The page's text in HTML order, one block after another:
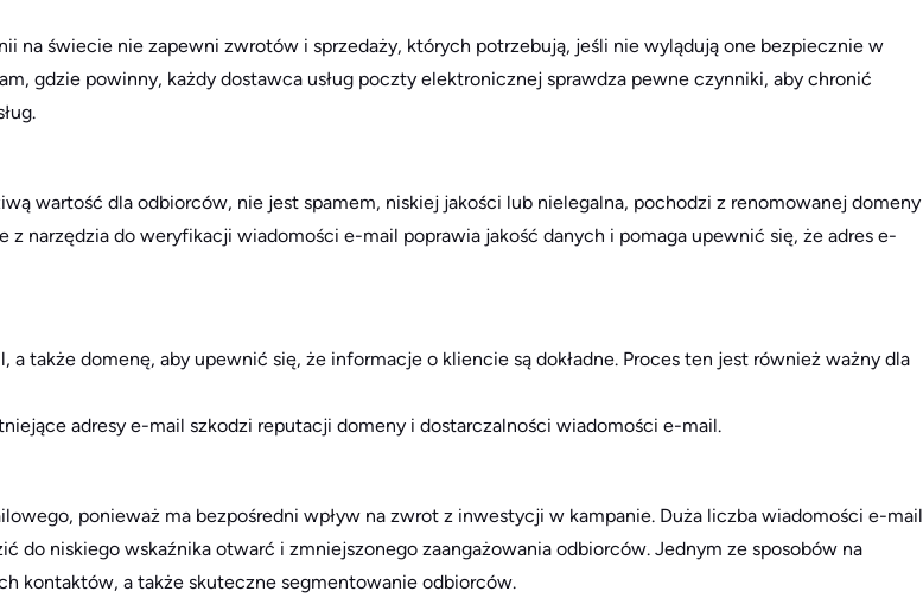
na świecie nie zapewni zwrotów i sprzedaży, których potrzebują, jeśli nie wylądują one bezpiecznie w
gdzie powinny, każdy dostawca usług poczty elektronicznej sprawdza pewne czynniki, aby chronić
wartość dla odbiorców, nie jest spamem, niskiej jakości lub nielegalna, pochodzi z renomowanej domeny
z narzędzia do weryfikacji wiadomości e-mail poprawia jakość danych i pomaga upewnić się, że adres e-
także domenę, aby upewnić się, że informacje o kliencie są dokładne. Proces ten jest również ważny dla
adresy e-mail szkodzi reputacji domeny i dostarczalności wiadomości e-mail.
ponieważ ma bezpośredni wpływ na zwrot z inwestycji w kampanie. Duża liczba wiadomości e-mail
do niskiego wskaźnika otwarć i zmniejszonego zaangażowania odbiorców. Jednym ze sposobów na
kontaktów, a także skuteczne segmentowanie odbiorców.